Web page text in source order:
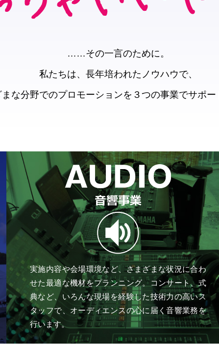
……その一言のために。
私たちは、長年培われたノウハウで、
まな分野でのプロモーションを３つの事業でサポー
実施内容や会場環境など、さまざまな状況に合わ
せた最適な機材をプランニング。コンサート、式
典など、いろんな現場を経験した技術力の高いス
タッフで、オーディエンスの心に届く音響業務を
行います。